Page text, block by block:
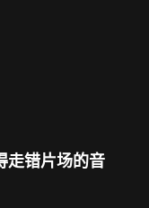
走错片场的音